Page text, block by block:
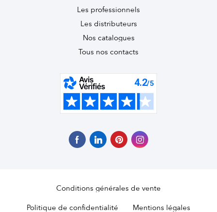
Les professionnels
Les distributeurs
Nos catalogues
Tous nos contacts
Conditions générales de vente
Politique de confidentialité Mentions légales